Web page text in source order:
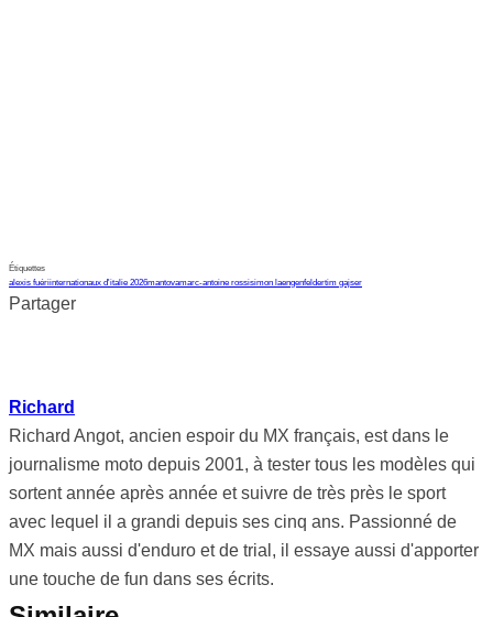
Étiquettes
alexis fuériinternationaux d'italie 2026mantovamarc-antoine rossisimon laengenfeldertim gajser
Partager
Richard
Richard Angot, ancien espoir du MX français, est dans le
journalisme moto depuis 2001, à tester tous les modèles qui
sortent année après année et suivre de très près le sport
avec lequel il a grandi depuis ses cinq ans. Passionné de
MX mais aussi d'enduro et de trial, il essaye aussi d'apporter
une touche de fun dans ses écrits.